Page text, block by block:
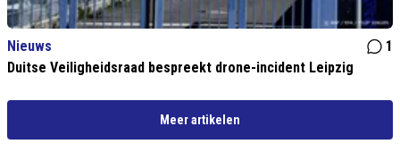
Nieuws
1
Duitse Veiligheidsraad bespreekt drone-incident Leipzig
Meer artikelen